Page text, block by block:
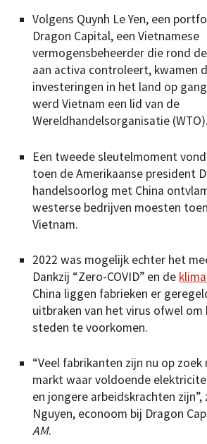
Volgens Quynh Le Yen, een
Dragon Capital, een Vietnamese
vermogensbeheerder die rond
aan activa controleert, kwamen
investeringen in het land op
werd Vietnam een lid van de
Wereldhandelsorganisatie (WTO).
Een tweede sleutelmoment
toen de Amerikaanse president
handelsoorlog met China
westerse bedrijven moesten
Vietnam.
2022 was mogelijk echter het
Dankzij “Zero-COVID” en de
China liggen fabrieken er
uitbraken van het virus ofwel om
steden te voorkomen.
“Veel fabrikanten zijn nu op zoek
markt waar voldoende
en jongere arbeidskrachten
Nguyen, econoom bij Dragon
AM.